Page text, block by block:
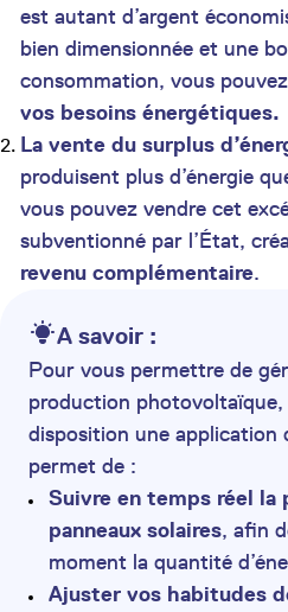
est autant d’argent
bien dimensionnée et une
consommation, vous
vos besoins énergétiques.
La vente du surplus
produisent plus d’énergie
vous pouvez vendre cet
subventionné par l’État,
revenu complémentaire.
A savoir :
Pour vous permettre de
production
disposition une application
permet de :
Suivre en temps réel la
panneaux solaires, afin
moment la quantité
Ajuster vos habitudes